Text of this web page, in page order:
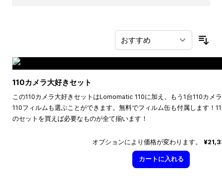
110カメラ大好きセット
この110カメラ大好きセットはLomomatic 110に加え、もう1台110カメ
110フィルムも選ぶことができます。無料でフィルム缶も付属します！
のセットを買えば必要なものが全て揃います！
オプションにより価格が変わります。
カートに入れる